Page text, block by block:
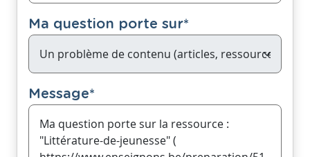
Ma question porte sur*
Message*